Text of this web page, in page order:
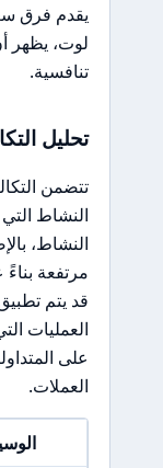
تنافسية.
تحليل
تتضمن
النشاط
النشاط،
مرتفعة
قد يتم
العمليات
على
العملات.